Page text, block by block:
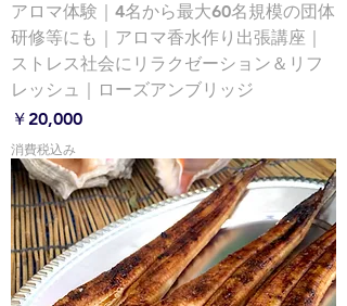
アロマ体験｜4名から最大60名規模の団体
研修等にも｜アロマ香水作り出張講座｜
ストレス社会にリラクゼーション＆リフ
レッシュ｜ローズアンブリッジ
価格
￥20,000
消費税込み